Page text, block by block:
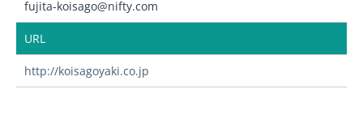
fujita-koisago@nifty.com
URL
http://koisagoyaki.co.jp